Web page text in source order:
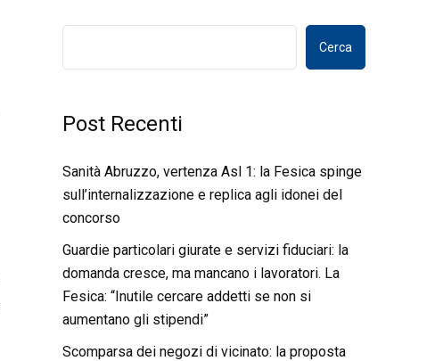
Cerca
Post Recenti
Sanità Abruzzo, vertenza Asl 1: la Fesica spinge
sull’internalizzazione e replica agli idonei del
concorso
Guardie particolari giurate e servizi fiduciari: la
domanda cresce, ma mancano i lavoratori. La
Fesica: “Inutile cercare addetti se non si
aumentano gli stipendi”
Scomparsa dei negozi di vicinato: la proposta